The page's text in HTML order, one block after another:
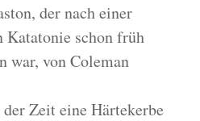
der nach einer
Katatonie schon früh
war, von Coleman
Zeit eine Härtekerbe